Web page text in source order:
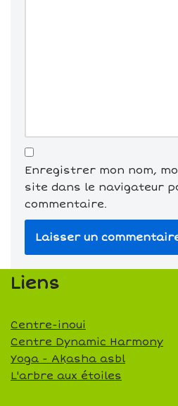
Enregistrer mon nom,
site dans le navigateur
commentaire.
Liens
Centre-inoui
Centre Dynamic Harmony
Yoga - Akasha asbl
L'arbre aux étoiles